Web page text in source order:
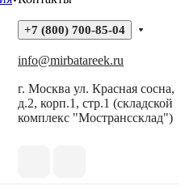
+7 (800) 700-85-04
info@mirbatareek.ru
г. Москва ул. Красная сосна,
д.2, корп.1, стр.1 (складской
комплекс "Мостранссклад")